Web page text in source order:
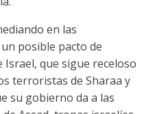
en las
posible pacto de
que sigue receloso
terroristas de Sharaa y
su gobierno da a las